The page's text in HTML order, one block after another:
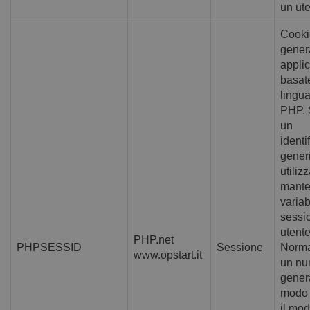
un
PHPSESSID
PHP.net
www.opstart.it
Sessione
PHP.
un
un